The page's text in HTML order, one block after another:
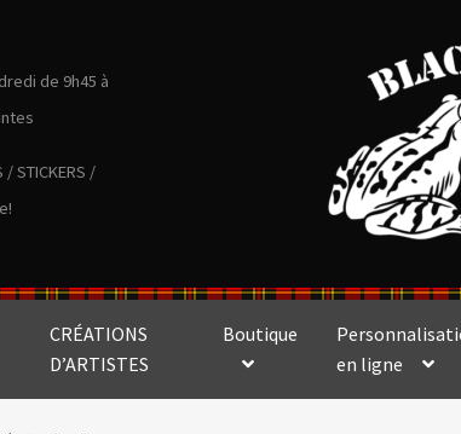
de 9h45 à
/ STICKERS /
CRÉATIONS
D’ARTISTES
Boutique
en ligne